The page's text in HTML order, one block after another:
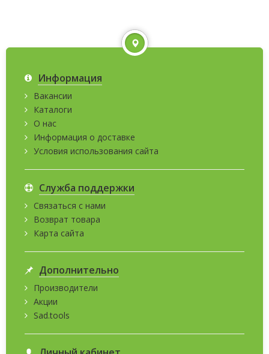
Информация
Вакансии
Каталоги
О нас
Информация о доставке
Условия использования сайта
Служба поддержки
Связаться с нами
Возврат товара
Карта сайта
Дополнительно
Производители
Акции
Sad.tools